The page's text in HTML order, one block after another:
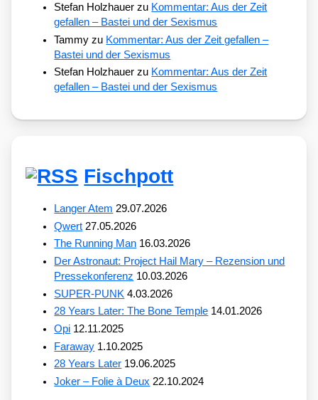
Stefan Holzhauer zu Kommentar: Aus der Zeit
gefallen – Bastei und der Sexismus
Tammy zu Kommentar: Aus der Zeit gefallen –
Bastei und der Sexismus
Stefan Holzhauer zu Kommentar: Aus der Zeit
gefallen – Bastei und der Sexismus
Fischpott
Langer Atem 29.07.2026
Qwert 27.05.2026
The Running Man 16.03.2026
Der Astronaut: Project Hail Mary – Rezension und
Pressekonferenz 10.03.2026
SUPER-PUNK 4.03.2026
28 Years Later: The Bone Temple 14.01.2026
Opi 12.11.2025
Faraway 1.10.2025
28 Years Later 19.06.2025
Joker – Folie à Deux 22.10.2024